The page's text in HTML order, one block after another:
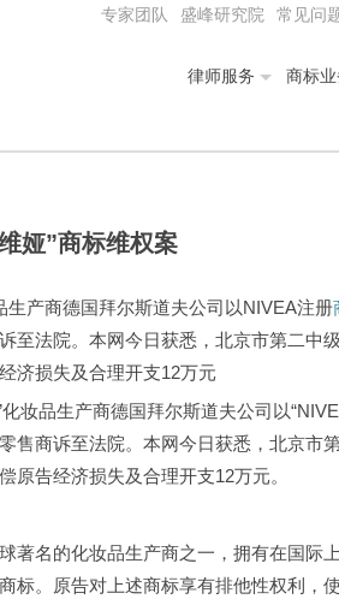
专家团队 盛峰研究院 常见问
律师服务 商标业
娅”商标维权案
产商德国拜尔斯道夫公司以NIVEA注册
至法院。本网今日获悉，北京市第二中
济损失及合理开支12万元
品生产商德国拜尔斯道夫公司以
售商诉至法院。本网今日获悉，北京市
原告经济损失及合理开支12万元。
名的化妆品生产商之一，拥有在国际
标。原告对上述商标享有排他性权利，